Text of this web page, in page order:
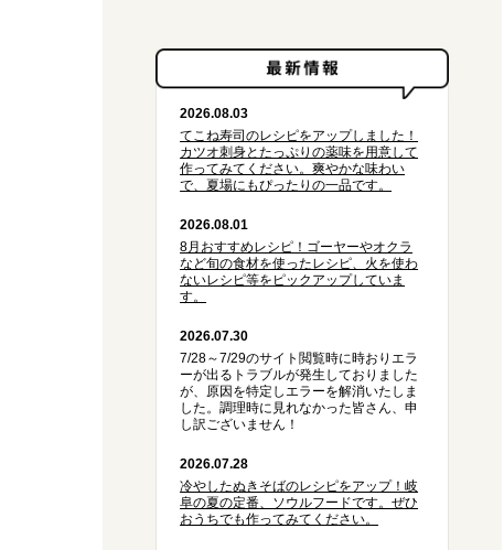
2026.08.03
てこね寿司のレシピをアップしました！
カツオ刺身とたっぷりの薬味を用意して
作ってみてください。爽やかな味わい
で、夏場にもぴったりの一品です。
2026.08.01
8月おすすめレシピ！ゴーヤーやオクラ
など旬の食材を使ったレシピ、火を使わ
ないレシピ等をピックアップしていま
す。
2026.07.30
7/28～7/29のサイト閲覧時に時おりエラ
ーが出るトラブルが発生しておりました
が、原因を特定しエラーを解消いたしま
した。調理時に見れなかった皆さん、申
し訳ございません！
2026.07.28
冷やしたぬきそばのレシピをアップ！岐
阜の夏の定番、ソウルフードです。ぜひ
おうちでも作ってみてください。